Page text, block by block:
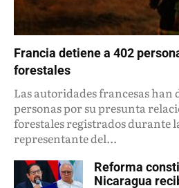
Francia detiene a 402
forestales
Las autoridades francesas han
personas por su presunta
forestales registrados durante
representante del...
Reforma
Nicaragua